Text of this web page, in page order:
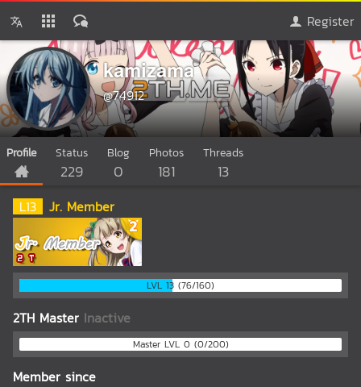
Register
kamizama
@74912
Profile Status
229
Blog
0
Photos
181
Threads
13
L13 Jr. Member
LVL 13 (76/160)
2TH Master Inactive
Master LVL 0 (0/200)
Member since